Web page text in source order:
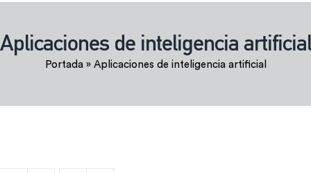
Aplicaciones de inteligencia artificial
Portada» Aplicaciones de inteligencia artificial